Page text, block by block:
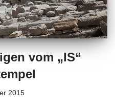
vom „IS“
2015